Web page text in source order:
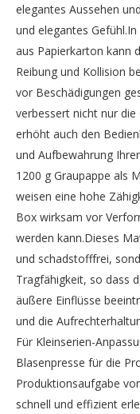
elegantes Aussehen
und elegantes
aus Papierkarton kann
Reibung und Kollision
vor Beschädigungen
verbessert nicht nur
erhöht auch den
und Aufbewahrung
1200 g Graupappe als
weisen eine hohe
Box wirksam vor
werden kann.Dieses
und schadstofffrei,
Tragfähigkeit, so dass
äußere Einflüsse
und die
Für Kleinserien-
Blasenpresse für die
Produktionsaufgabe
schnell und effizient